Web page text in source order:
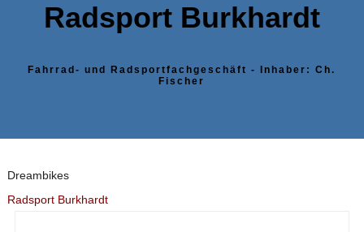
Radsport Burkhardt
Fahrrad- und Radsportfachgeschäft - Inhaber: Ch.
Fischer
Dreambikes
Radsport Burkhardt